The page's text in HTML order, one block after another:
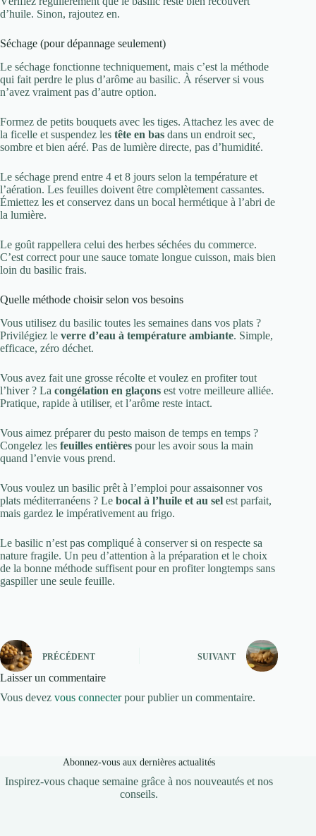
d’huile. Sinon, rajoutez en.
Séchage (pour dépannage seulement)
Le séchage fonctionne techniquement, mais c’est la méthode
qui fait perdre le plus d’arôme au basilic. À réserver si vous
n’avez vraiment pas d’autre option.
Formez de petits bouquets avec les tiges. Attachez les avec de
la ficelle et suspendez les tête en bas dans un endroit sec,
sombre et bien aéré. Pas de lumière directe, pas d’humidité.
Le séchage prend entre 4 et 8 jours selon la température et
l’aération. Les feuilles doivent être complètement cassantes.
Émiettez les et conservez dans un bocal hermétique à l’abri de
la lumière.
Le goût rappellera celui des herbes séchées du commerce.
C’est correct pour une sauce tomate longue cuisson, mais bien
loin du basilic frais.
Quelle méthode choisir selon vos besoins
Vous utilisez du basilic toutes les semaines dans vos plats ?
Privilégiez le verre d’eau à température ambiante. Simple,
efficace, zéro déchet.
Vous avez fait une grosse récolte et voulez en profiter tout
l’hiver ? La congélation en glaçons est votre meilleure alliée.
Pratique, rapide à utiliser, et l’arôme reste intact.
Vous aimez préparer du pesto maison de temps en temps ?
Congelez les feuilles entières pour les avoir sous la main
quand l’envie vous prend.
Vous voulez un basilic prêt à l’emploi pour assaisonner vos
plats méditerranéens ? Le bocal à l’huile et au sel est parfait,
mais gardez le impérativement au frigo.
Le basilic n’est pas compliqué à conserver si on respecte sa
nature fragile. Un peu d’attention à la préparation et le choix
de la bonne méthode suffisent pour en profiter longtemps sans
gaspiller une seule feuille.
PRÉCÉDENT SUIVANT
Laisser un commentaire
Vous devez vous connecterpour publier un commentaire.
Abonnez-vous aux dernières actualités
Inspirez-vous chaque semaine grâce à nos nouveautés et nos
conseils.